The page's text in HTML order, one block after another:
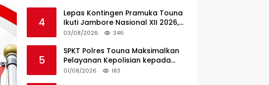
4
Lepas Kontingen Pramuka Touna
Ikuti Jambore Nasional XII 2026,
Ini Pesan Wabup Surya
03/08/2026 346
5
SPKT Polres Touna Maksimalkan
Pelayanan Kepolisian kepada
Masyarakat
01/08/2026 183